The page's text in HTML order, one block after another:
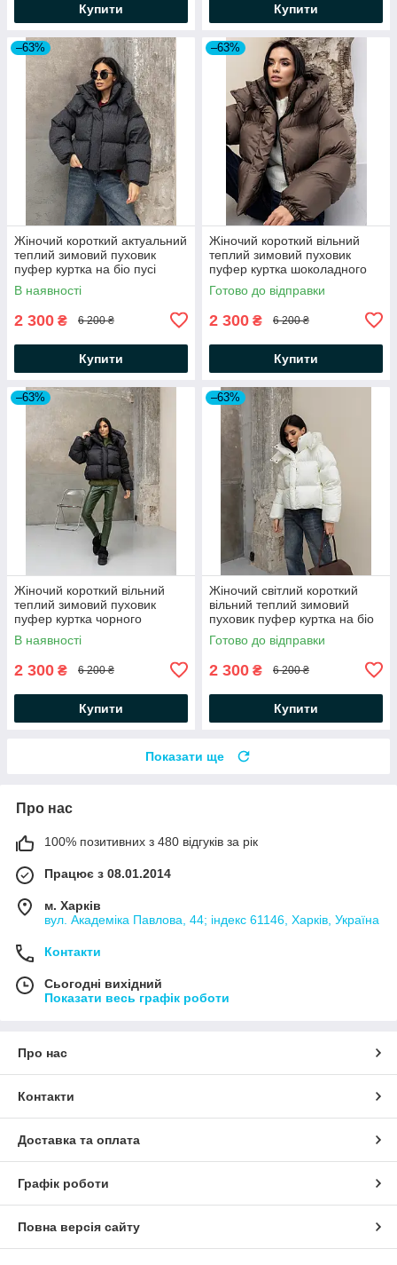
Купити Купити
–63%
Жіночий короткий актуальний
теплий зимовий пуховик
пуфер куртка на біо пусі
В наявності
2 300 ₴ 6 200 ₴
Купити
–63%
Жіночий короткий вільний
теплий зимовий пуховик
пуфер куртка шоколадного
кольору на біо пуху
Готово до відправки
2 300 ₴ 6 200 ₴
Купити
–63%
Жіночий короткий вільний
теплий зимовий пуховик
пуфер куртка чорного
кольору на біо пуху
В наявності
2 300 ₴ 6 200 ₴
Купити
–63%
Жіночий світлий короткий
вільний теплий зимовий
пуховик пуфер куртка на біо
пуху
Готово до відправки
2 300 ₴ 6 200 ₴
Купити
Показати ще
Про нас
100% позитивних з 480 відгуків за рік
Працює з 08.01.2014
м. Харків
вул. Академіка Павлова, 44; індекс 61146, Харків, Україна
Контакти
Сьогодні вихідний
Показати весь графік роботи
Про нас
Контакти
Доставка та оплата
Графік роботи
Повна версія сайту